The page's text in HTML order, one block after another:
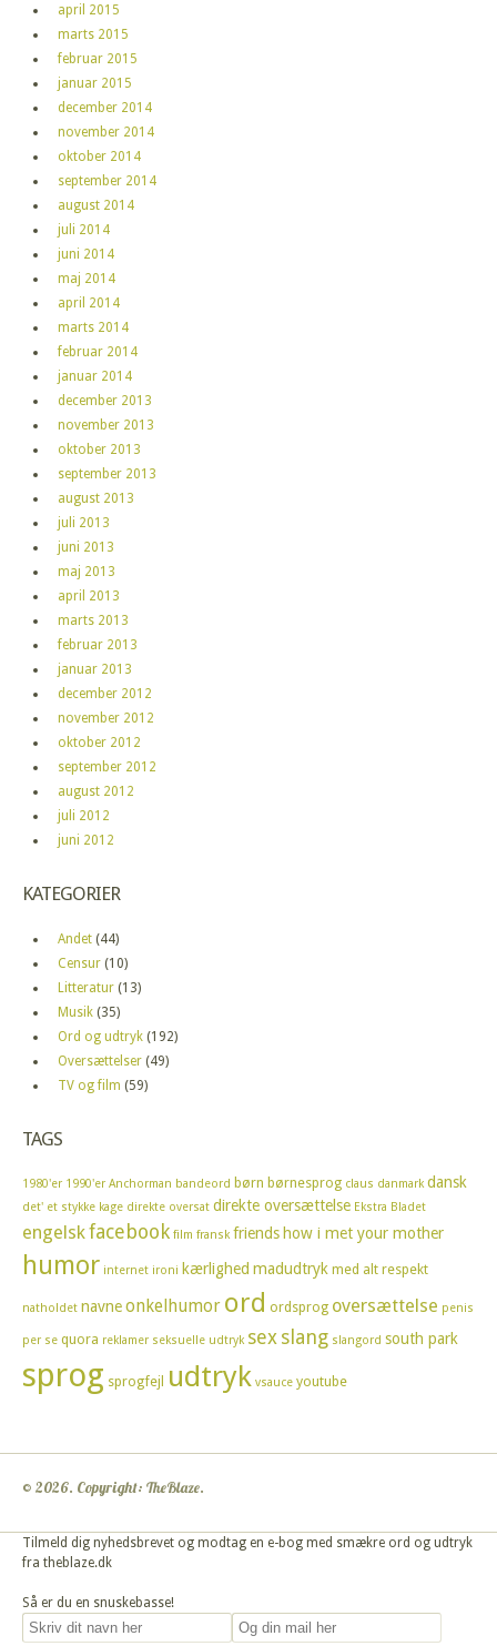
april 2015
marts 2015
februar 2015
januar 2015
december 2014
november 2014
oktober 2014
september 2014
august 2014
juli 2014
juni 2014
maj 2014
april 2014
marts 2014
februar 2014
januar 2014
december 2013
november 2013
oktober 2013
september 2013
august 2013
juli 2013
juni 2013
maj 2013
april 2013
marts 2013
februar 2013
januar 2013
december 2012
november 2012
oktober 2012
september 2012
august 2012
juli 2012
juni 2012
KATEGORIER
Andet (44)
Censur (10)
Litteratur (13)
Musik (35)
Ord og udtryk (192)
Oversættelser (49)
TV og film (59)
TAGS
1980'er 1990'er Anchorman bandeord børn børnesprog claus danmark dansk
det' et stykke kage direkte oversat direkte oversættelse Ekstra Bladet
engelskfacebook film fransk friends how i met your mother
humor internet ironi kærlighed madudtryk med alt respekt
natholdet navneonkelhumor ord ordsprog oversættelse penis
per se quora reklamer seksuelle udtryk sexslang slangord south park
sprog sprogfejl udtryk vsauce youtube
© 2026. Copyright: TheBlaze.
Tilmeld dig nyhedsbrevet og modtag en e-bog med smækre ord og udtryk
fra theblaze.dk
Så er du en snuskebasse!